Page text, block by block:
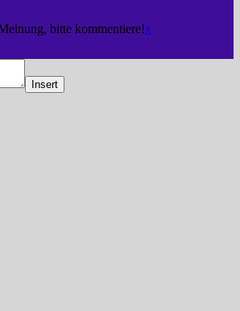
bitte kommentiere!x
Insert